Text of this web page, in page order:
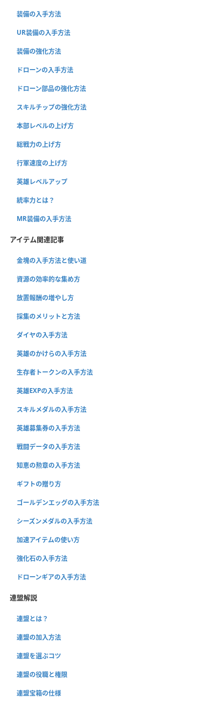
装備の入手方法
UR装備の入手方法
装備の強化方法
ドローンの入手方法
ドローン部品の強化方法
スキルチップの強化方法
本部レベルの上げ方
総戦力の上げ方
行軍速度の上げ方
英雄レベルアップ
統率力とは？
MR装備の入手方法
アイテム関連記事
金塊の入手方法と使い道
資源の効率的な集め方
放置報酬の増やし方
採集のメリットと方法
ダイヤの入手方法
英雄のかけらの入手方法
生存者トークンの入手方法
英雄EXPの入手方法
スキルメダルの入手方法
英雄募集券の入手方法
戦闘データの入手方法
知恵の勲章の入手方法
ギフトの贈り方
ゴールデンエッグの入手方法
シーズンメダルの入手方法
加速アイテムの使い方
強化石の入手方法
ドローンギアの入手方法
連盟解説
連盟とは？
連盟の加入方法
連盟を選ぶコツ
連盟の役職と権限
連盟宝箱の仕様